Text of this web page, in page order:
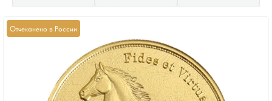
Отчеканено в России